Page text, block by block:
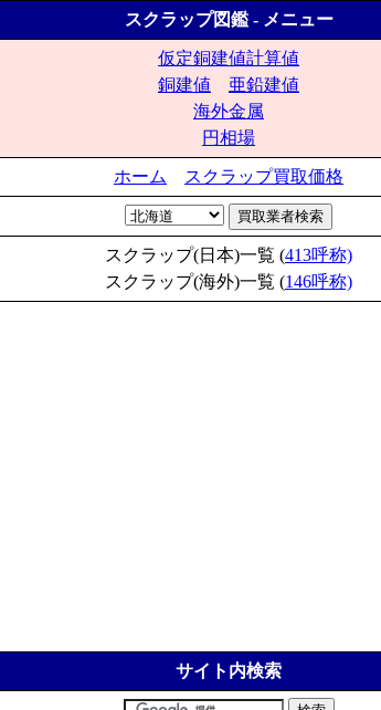
スクラップ図鑑 - メニュー
仮定銅建値計算値
銅建値
亜鉛建値
海外金属
円相場
ホーム スクラップ買取価格
スクラップ(日本)一覧 (413呼称)
スクラップ(海外)一覧 (146呼称)
サイト内検索